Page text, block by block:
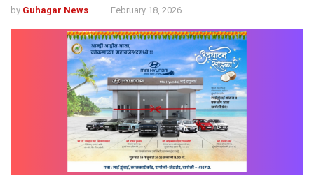
by Guhagar News February 18, 2026